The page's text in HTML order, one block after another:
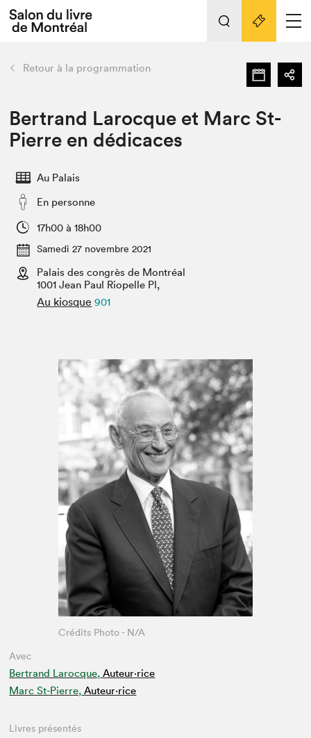
Espace médias
Espace exposant⋅e⋅s
Tout sur l'édition 2022
Actualités
Club de lecture Braindate
retour Nos activités
Édition 2022
Planifier sa visite
Nous connaître
Projets partenaires 2022
Archives
Liens pratiques
Retour à la programmation
Bertrand Larocque et Marc St-
Pierre en dédicaces
Au Palais
En personne
17h00 à 18h00
Samedi 27 novembre 2021
Palais des congrès de Montréal
1001 Jean Paul Riopelle Pl,
Au kiosque 901
Avec
Bertrand Larocque, Auteur·rice
Marc St-Pierre, Auteur·rice
Crédits Photo - N/A
Livres présentés